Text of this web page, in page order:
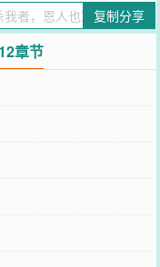
“有没有什么办法，能让
。”\n仙人让他照照镜
不错的话请不要忘记向
复制分享
章节